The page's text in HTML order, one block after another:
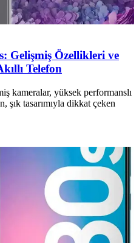
Gelişmiş Özellikleri ve
Telefon
kameralar, yüksek performanslı
şık tasarımıyla dikkat çeken